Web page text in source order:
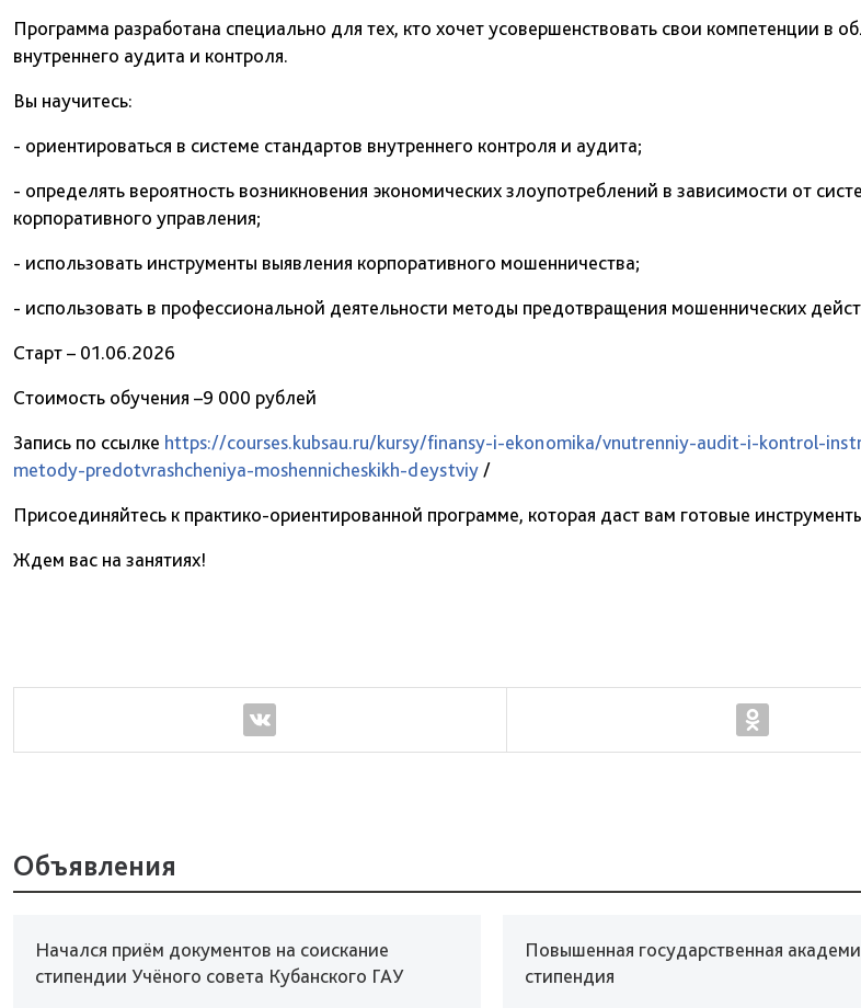
Программа разработана специально для тех, кто хочет усовершенствовать свои компетенции в
внутреннего аудита и контроля.
Вы научитесь:
- ориентироваться в системе стандартов внутреннего контроля и аудита;
- определять вероятность возникновения экономических злоупотреблений в зависимости от
корпоративного управления;
- использовать инструменты выявления корпоративного мошенничества;
- использовать в профессиональной деятельности методы предотвращения мошеннических
Старт – 01.06.2026
Стоимость обучения –9 000 рублей
Запись по ссылке https://courses.kubsau.ru/kursy/finansy-i-ekonomika/vnutrenniy-audit-i-kontrol-
metody-predotvrashcheniya-moshennicheskikh-deystviy /
Присоединяйтесь к практико-ориентированной программе, которая даст вам готовые
Ждем вас на занятиях!
Объявления
Начался приём документов на соискание
стипендии Учёного совета Кубанского ГАУ
Повышенная государственная
стипендия